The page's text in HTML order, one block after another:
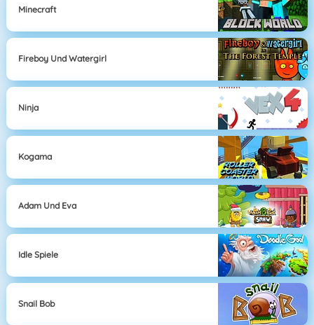
Minecraft
Fireboy Und Watergirl
Ninja
Kogama
Adam Und Eva
Idle Spiele
Snail Bob